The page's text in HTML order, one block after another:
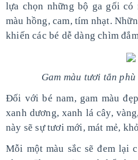
lựa chọn những bộ ga gối có
màu hồng, cam, tím nhạt.
khiến các bé dễ dàng chìm
Gam màu tươi tắn
Đối với bé nam, gam màu
xanh dương, xanh lá cây,
này sẽ sự tươi mới, mát mẻ,
Mỗi một màu sắc sẽ đem lại